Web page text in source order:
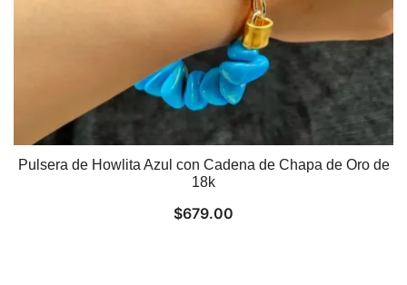
Pulsera de Howlita Azul con Cadena de Chapa de Oro de
18k
$679.00